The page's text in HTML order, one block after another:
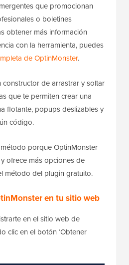
que promocionan
o boletines
obtener más información
con la herramienta, puedes
de OptinMonster.
constructor de arrastrar y soltar
que te permiten crear una
flotante, popups deslizables y
código.
porque OptinMonster
ofrece más opciones de
método del plugin gratuito.
en tu sitio web
en el sitio web de
clic en el botón ‘Obtener